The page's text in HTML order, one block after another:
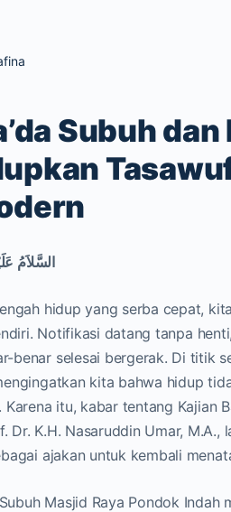
Subuh
السَّلاَمُ
hidup yang serba cepat,
Notifikasi datang tanpa
benar selesai bergerak. Di titik
kita bahwa hidup
itu, kabar tentang Kajian
Dr. K.H. Nasaruddin Umar,
ajakan untuk kembali
Masjid Raya Pondok